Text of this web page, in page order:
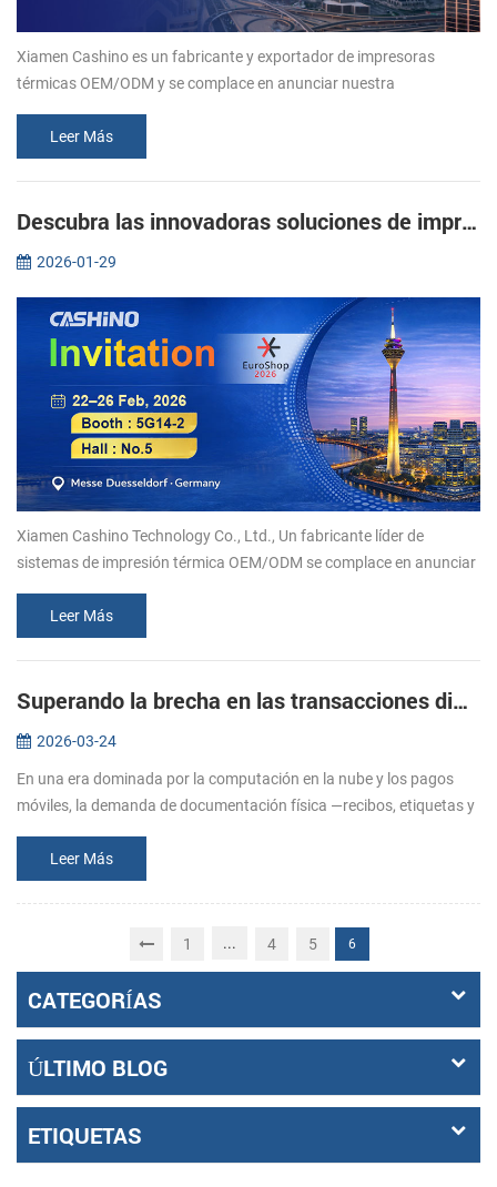
Xiamen Cashino es un fabricante y exportador de impresoras
térmicas OEM/ODM y se complace en anunciar nuestra
participación en la prestigiosa exposición Gitex 2024 en Dubai.
Como fabricante popular en...
Leer Más
Descubra las innovadoras soluciones de impresión térmica de Xiamen Cashino en EuroShop 2026.
2026-01-29
Xiamen Cashino Technology Co., Ltd., Un fabricante líder de
sistemas de impresión térmica OEM/ODM se complace en anunciar
invitamos a uni...
Leer Más
Superando la brecha en las transacciones digitales: El papel estratégico de las soluciones de impresión especializadas.
2026-03-24
En una era dominada por la computación en la nube y los pagos
móviles, la demanda de documentación física —recibos, etiquetas y
Desde el...
Leer Más
1 ... 4 5 6
CATEGORÍAS
ÚLTIMO BLOG
ETIQUETAS